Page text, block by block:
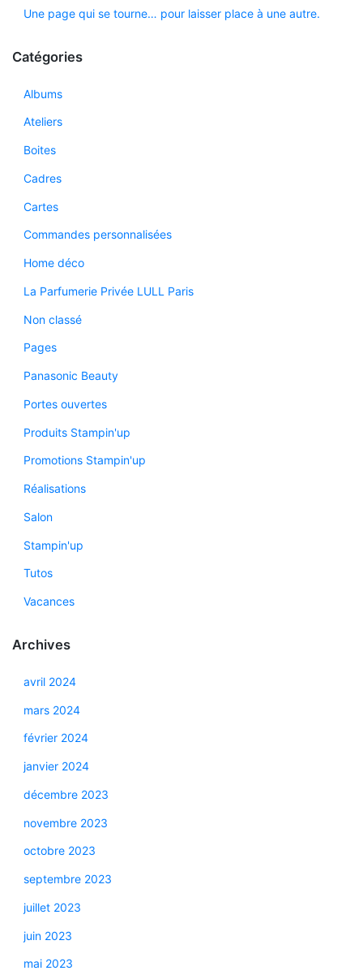
Une page qui se tourne… pour laisser place à une autre.
Catégories
Albums
Ateliers
Boites
Cadres
Cartes
Commandes personnalisées
Home déco
La Parfumerie Privée LULL Paris
Non classé
Pages
Panasonic Beauty
Portes ouvertes
Produits Stampin'up
Promotions Stampin'up
Réalisations
Salon
Stampin'up
Tutos
Vacances
Archives
avril 2024
mars 2024
février 2024
janvier 2024
décembre 2023
novembre 2023
octobre 2023
septembre 2023
juillet 2023
juin 2023
mai 2023